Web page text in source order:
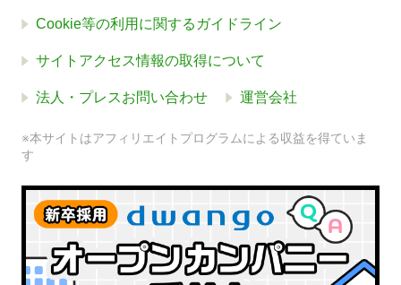
Cookie等の利用に関するガイドライン
サイトアクセス情報の取得について
法人・プレスお問い合わせ 運営会社
※本サイトはアフィリエイトプログラムによる収益を得ていま
す